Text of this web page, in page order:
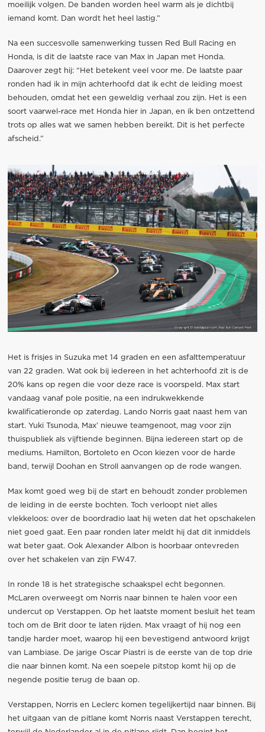
moeilijk volgen. De banden worden heel warm als je dichtbij
iemand komt. Dan wordt het heel lastig.”
Na een succesvolle samenwerking tussen Red Bull Racing en
Honda, is dit de laatste race van Max in Japan met Honda.
Daarover zegt hij: “Het betekent veel voor me. De laatste paar
ronden had ik in mijn achterhoofd dat ik echt de leiding moest
behouden, omdat het een geweldig verhaal zou zijn. Het is een
soort vaarwel-race met Honda hier in Japan, en ik ben ontzettend
trots op alles wat we samen hebben bereikt. Dit is het perfecte
afscheid.”
Het is frisjes in Suzuka met 14 graden en een asfalttemperatuur
van 22 graden. Wat ook bij iedereen in het achterhoofd zit is de
20% kans op regen die voor deze race is voorspeld. Max start
vandaag vanaf pole positie, na een indrukwekkende
kwalificatieronde op zaterdag. Lando Norris gaat naast hem van
start. Yuki Tsunoda, Max’ nieuwe teamgenoot, mag voor zijn
thuispubliek als vijftiende beginnen. Bijna iedereen start op de
mediums. Hamilton, Bortoleto en Ocon kiezen voor de harde
band, terwijl Doohan en Stroll aanvangen op de rode wangen.
Max komt goed weg bij de start en behoudt zonder problemen
de leiding in de eerste bochten. Toch verloopt niet alles
vlekkeloos: over de boordradio laat hij weten dat het opschakelen
niet goed gaat. Een paar ronden later meldt hij dat dit inmiddels
wat beter gaat. Ook Alexander Albon is hoorbaar ontevreden
over het schakelen van zijn FW47.
In ronde 18 is het strategische schaakspel echt begonnen.
McLaren overweegt om Norris naar binnen te halen voor een
undercut op Verstappen. Op het laatste moment besluit het team
toch om de Brit door te laten rijden. Max vraagt of hij nog een
tandje harder moet, waarop hij een bevestigend antwoord krijgt
van Lambiase. De jarige Oscar Piastri is de eerste van de top drie
die naar binnen komt. Na een soepele pitstop komt hij op de
negende positie terug de baan op.
Verstappen, Norris en Leclerc komen tegelijkertijd naar binnen. Bij
het uitgaan van de pitlane komt Norris naast Verstappen terecht,